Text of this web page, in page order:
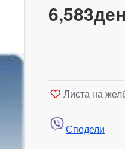
Листа на
Сподели